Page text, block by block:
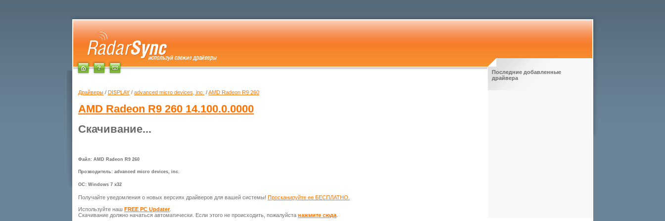
Драйверы / DISPLAY / advanced micro devices, inc. /AMD Radeon R9 260
AMD Radeon R9 260 14.100.0.0000
Скачивание...
Файл: AMD Radeon R9 260
Прозводитель: advanced micro devices, inc.
ОС: Windows 7 x32
Получайте уведомления о новых версиях драйверов для вашей системы! Просканируйте ее БЕСПЛАТНО.
Используйте наш FREE PC Updater.
Скачивание должно начаться автоматически. Если этого не происходить, пожалуйста нажмите сюда
Последние добавленные
драйвера